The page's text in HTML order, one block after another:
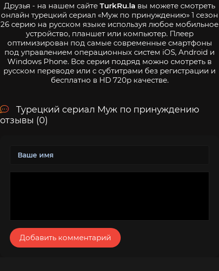
Друзья - на нашем сайте TurkRu.la вы можете смотреть
онлайн турецкий сериал «Муж по принуждению» 1 сезон
26 серию на русском языке используя любое мобильное
устройство, планшет или компьютер. Плеер
оптимизирован под самые современные смартфоны
под управлением операционных систем iOS, Android и
Windows Phone. Все серии подряд можно смотреть в
русском переводе или с субтитрами без регистрации и
бесплатно в HD 720p качестве.
Турецкий сериал Муж по принуждению
отзывы (0)
Добавить комментарий